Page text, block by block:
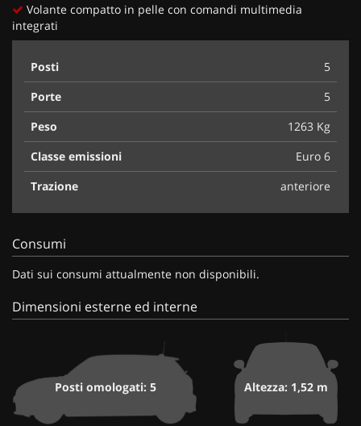
Volante compatto in pelle con comandi multimedia
integrati
Posti
5
Porte
5
Peso
1263 Kg
Classe emissioni
Euro 6
Trazione
anteriore
Consumi
Dati sui consumi attualmente non disponibili.
Dimensioni esterne ed interne
Posti omologati: 5 Altezza: 1,52 m